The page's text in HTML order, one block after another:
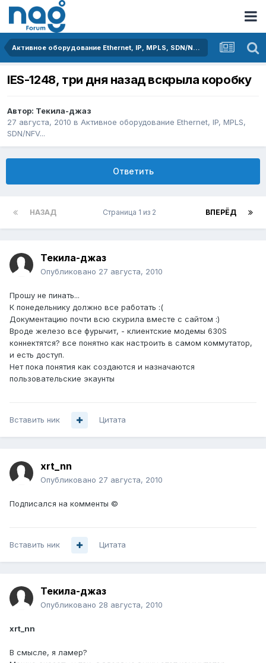
Активное оборудование Ethernet, IP, MPLS, SDN/NFV...
IES-1248, три дня назад вскрыла коробку
Автор: Текила-джаз
27 августа, 2010 в Активное оборудование Ethernet, IP, MPLS,
SDN/NFV...
Ответить
НАЗАД ВПЕРЁД
Страница 1 из 2
Текила-джаз
Опубликовано 27 августа, 2010
Прошу не пинать...
К понедельнику должно все работать :(
Документацию почти всю скурила вместе с сайтом :)
Вроде железо все фурычит, - клиентские модемы 630S
коннектятся? все понятно как настроить в самом коммутатор,
и есть доступ.
Нет пока понятия как создаются и назначаются
пользовательские экаунты
Вставить ник Цитата
xrt_nn
Опубликовано 27 августа, 2010
Подписался на комменты ©
Вставить ник Цитата
Текила-джаз
Опубликовано 28 августа, 2010
xrt_nn
В смысле, я ламер?